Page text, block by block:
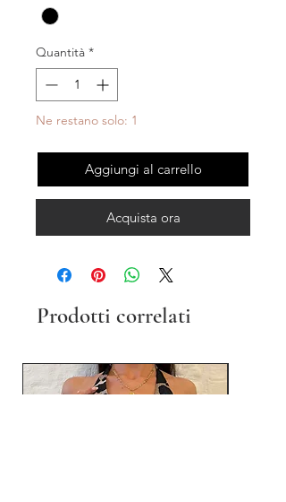
Quantità *
Ne restano solo: 1
Aggiungi al carrello
Acquista ora
Prodotti correlati